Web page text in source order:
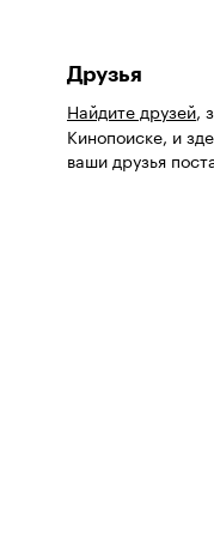
Друзья
Найдите друзей,
Кинопоиске, и
ваши друзья